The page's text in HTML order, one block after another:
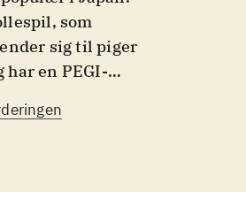
som
sig til piger
har en PEGI-
er på
Ayesha, som